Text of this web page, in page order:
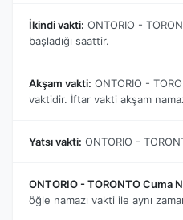
İkindi vakti: ONTORIO -
başladığı saattir.
Akşam vakti: ONTORIO -
vaktidir. İftar vakti akşam
Yatsı vakti: ONTORIO -
ONTORIO - TORONTO Cuma
öğle namazı vakti ile aynı